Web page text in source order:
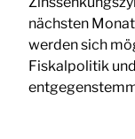
nächsten
werden sich
Fiskalpolitik